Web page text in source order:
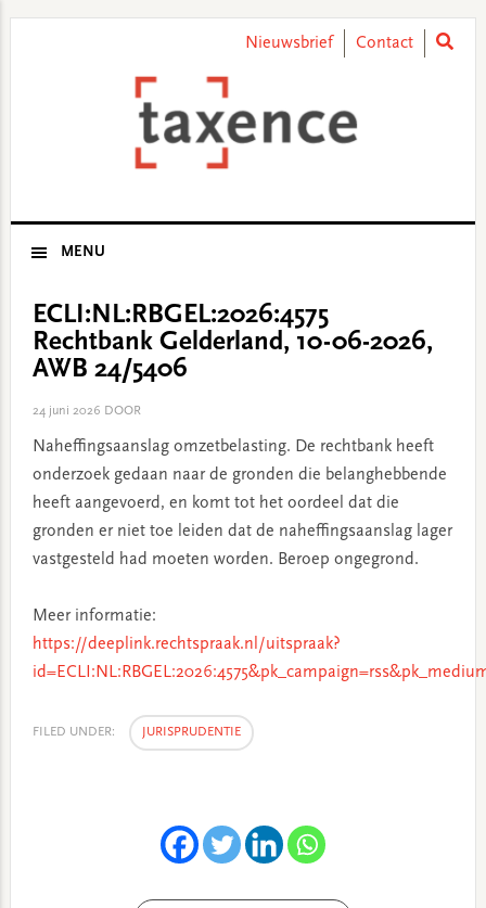
Nieuwsbrief Contact
MENU
ECLI:NL:RBGEL:2026:4575
Rechtbank Gelderland, 10-06-2026,
AWB 24/5406
24 juni 2026 DOOR
Naheffingsaanslag omzetbelasting. De rechtbank heeft
onderzoek gedaan naar de gronden die belanghebbende
heeft aangevoerd, en komt tot het oordeel dat die
gronden er niet toe leiden dat de naheffingsaanslag lager
vastgesteld had moeten worden. Beroep ongegrond.
Meer informatie:
https://deeplink.rechtspraak.nl/uitspraak?
FILED UNDER: JURISPRUDENTIE